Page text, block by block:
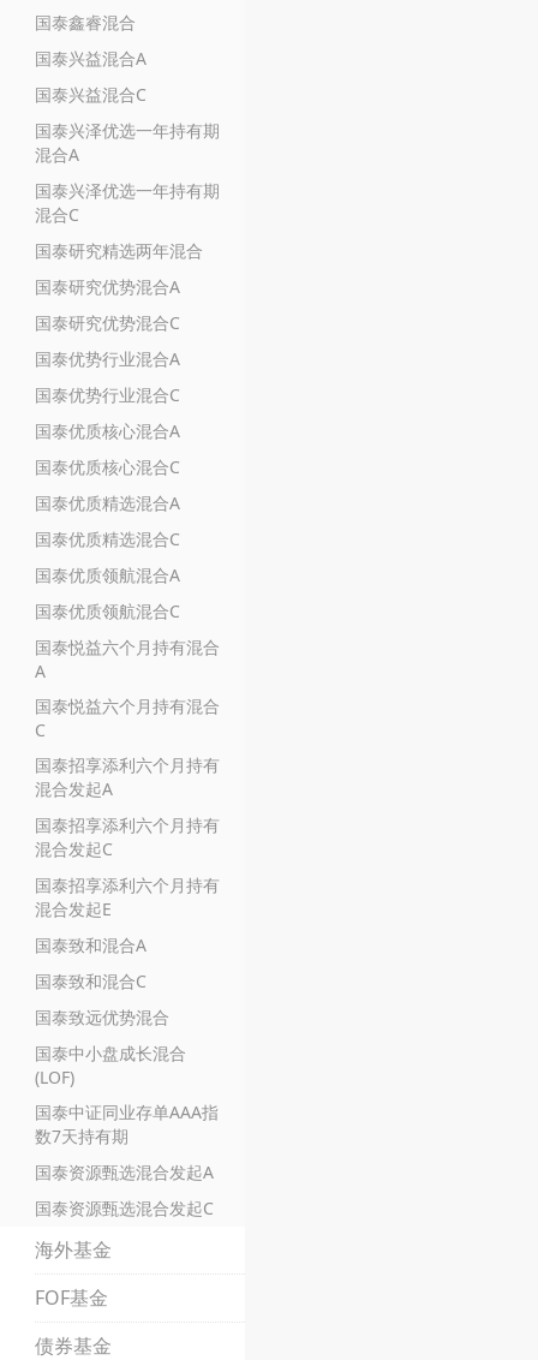
国泰鑫睿混合
国泰兴益混合A
国泰兴益混合C
国泰兴泽优选一年持有期
混合A
国泰兴泽优选一年持有期
混合C
国泰研究精选两年混合
国泰研究优势混合A
国泰研究优势混合C
国泰优势行业混合A
国泰优势行业混合C
国泰优质核心混合A
国泰优质核心混合C
国泰优质精选混合A
国泰优质精选混合C
国泰优质领航混合A
国泰优质领航混合C
国泰悦益六个月持有混合
A
国泰悦益六个月持有混合
C
国泰招享添利六个月持有
混合发起A
国泰招享添利六个月持有
混合发起C
国泰招享添利六个月持有
混合发起E
国泰致和混合A
国泰致和混合C
国泰致远优势混合
国泰中小盘成长混合
(LOF)
国泰中证同业存单AAA指
数7天持有期
国泰资源甄选混合发起A
国泰资源甄选混合发起C
海外基金
FOF基金
债券基金